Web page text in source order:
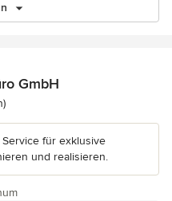
GmbH
5 Sternen
für exklusive
und realisieren.